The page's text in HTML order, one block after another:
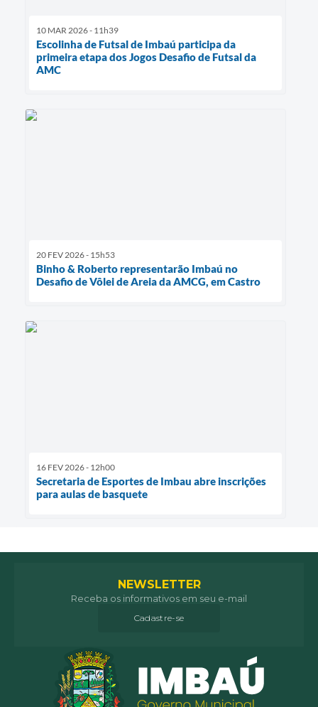
10 MAR 2026 - 11h39
Escolinha de Futsal de Imbaú participa da
primeira etapa dos Jogos Desafio de Futsal da
AMC
20 FEV 2026 - 15h53
Binho & Roberto representarão Imbaú no
Desafio de Vôlei de Areia da AMCG, em Castro
16 FEV 2026 - 12h00
Secretaria de Esportes de Imbau abre inscrições
para aulas de basquete
NEWSLETTER
Receba os informativos em seu e-mail
Cadastre-se